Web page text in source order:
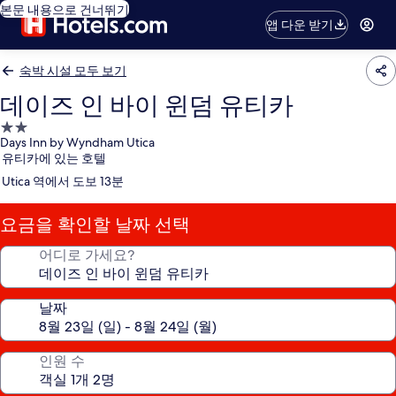
본문 내용으로 건너뛰기
앱 다운 받기
숙박 시설 모두 보기
데이즈 인 바이 윈덤 유티카
2.0
성
급
숙
박
시
설
Days Inn by Wyndham Utica
유티카에 있는 호텔
Utica 역에서 도보 13분
요금을 확인할 날짜 선택
어디로 가세요?
날짜
인원 수